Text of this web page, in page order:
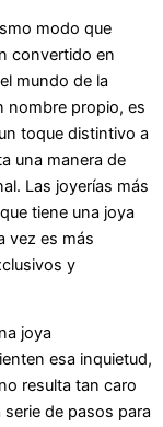
modo que
convertido en
mundo de la
nombre propio, es
toque distintivo a
una manera de
Las joyerías más
tiene una joya
vez es más
y
joya
esa inquietud,
resulta tan caro
de pasos para